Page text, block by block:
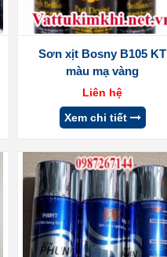
Sơn xịt Bosny B105 KT
màu mạ vàng
Liên hệ
Xem chi tiết